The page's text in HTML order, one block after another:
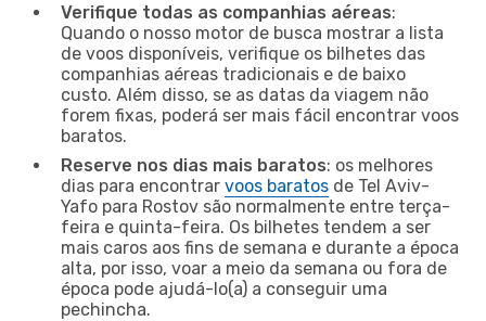
Verifique todas as companhias aéreas:
Quando o nosso motor de busca mostrar a lista
de voos disponíveis, verifique os bilhetes das
companhias aéreas tradicionais e de baixo
custo. Além disso, se as datas da viagem não
forem fixas, poderá ser mais fácil encontrar voos
baratos.
Reserve nos dias mais baratos: os melhores
dias para encontrar voos baratos de Tel Aviv-
Yafo para Rostov são normalmente entre terça-
feira e quinta-feira. Os bilhetes tendem a ser
mais caros aos fins de semana e durante a época
alta, por isso, voar a meio da semana ou fora de
época pode ajudá-lo(a) a conseguir uma
pechincha.